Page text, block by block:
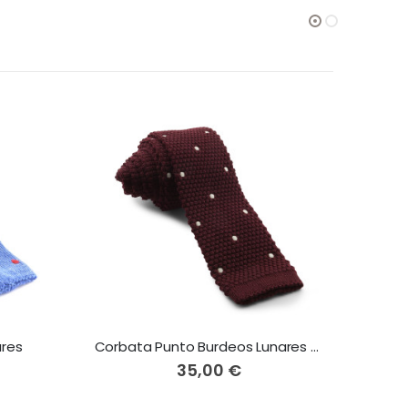
Corbata Punto Burdeos Lunares Blancos
35,00 €